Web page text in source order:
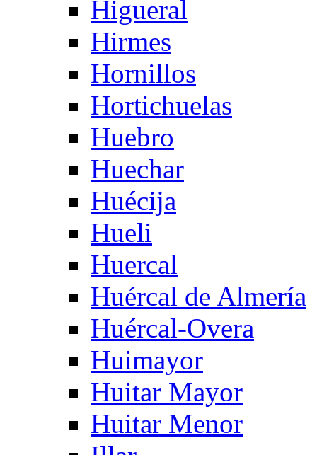
Higueral
Hirmes
Hornillos
Hortichuelas
Huebro
Huechar
Huécija
Hueli
Huercal
Huércal de Almería
Huércal-Overa
Huimayor
Huitar Mayor
Huitar Menor